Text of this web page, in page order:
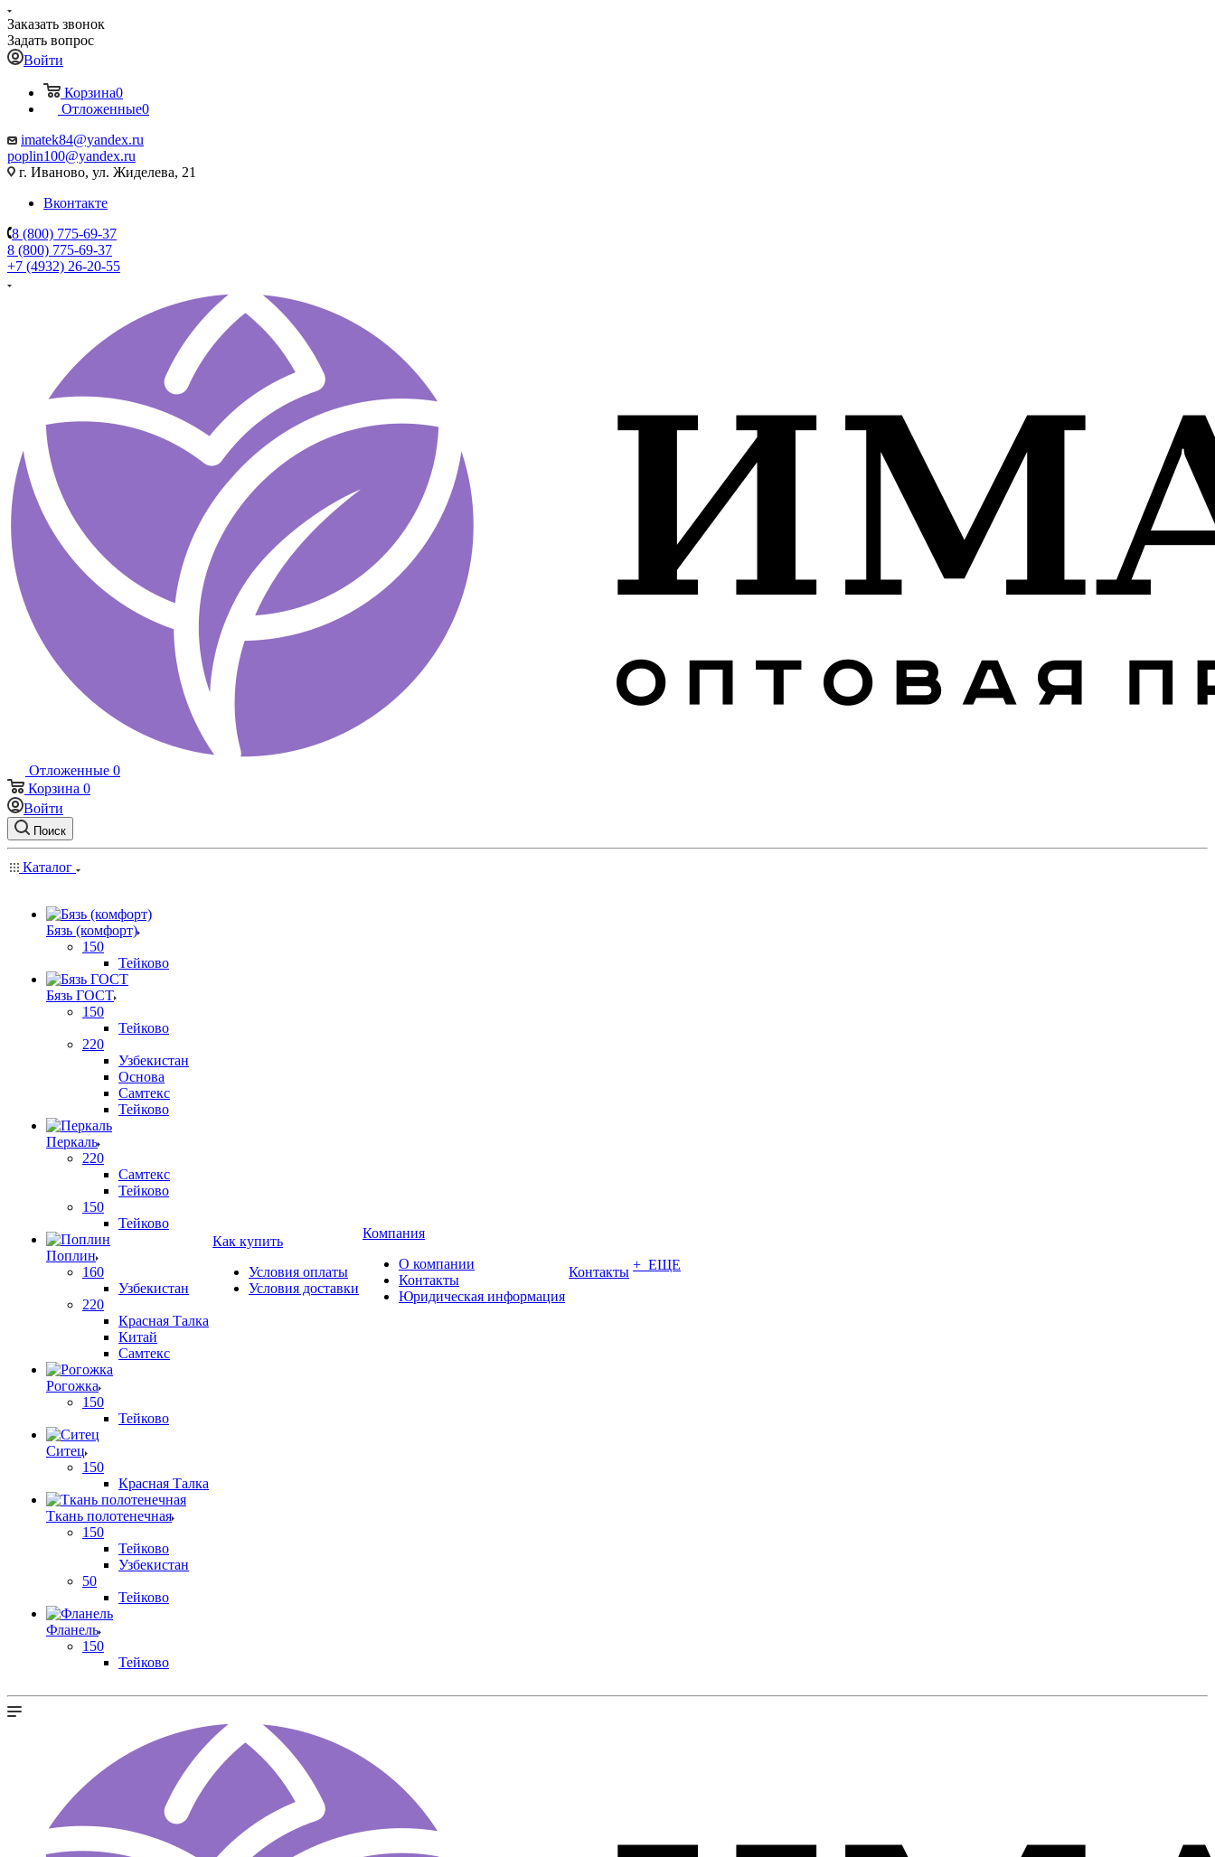
Заказать звонок
Задать вопрос
Войти
Корзина0
Отложенные0
imatek84@yandex.ru
poplin100@yandex.ru
г. Иваново, ул. Жиделева, 21
Вконтакте
8 (800) 775-69-37
8 (800) 775-69-37
+7 (4932) 26-20-55
Отложенные 0
Корзина 0
Войти
Поиск
Каталог
Бязь (комфорт)
150
Тейково
Бязь ГОСТ
150
Тейково
220
Узбекистан
Основа
Самтекс
Тейково
Перкаль
220
Самтекс
Тейково
150
Тейково
Поплин
160
Узбекистан
220
Красная Талка
Китай
Самтекс
Рогожка
150
Тейково
Ситец
150
Красная Талка
Ткань полотенечная
150
Тейково
Узбекистан
50
Тейково
Фланель
150
Тейково
Как купить
Условия оплаты
Условия доставки
Компания
О компании
Контакты
Юридическая информация
Контакты + ЕЩЕ